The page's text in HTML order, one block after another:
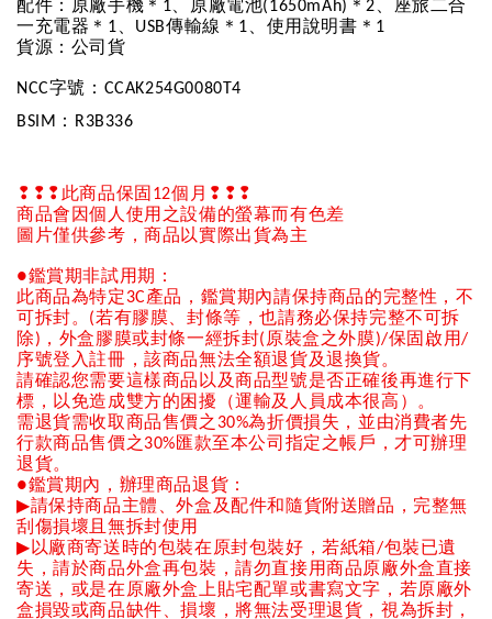
配件：原廠手機＊ 1 、原廠電池(1650mAh) ＊ 2 、座旅二合
一充電器＊ 1 USB傳輸線＊ 1 、使用說明書＊ 1
貨源：公司貨
NCC字號： CCAK254G0080T4
BSIM ： R3B336
❢❢❢ 此商品保固 12個月 ❢❢❢
商品會因個人使用之設備的螢幕而有色差
圖片僅供參考，商品以實際出貨為主
●鑑賞期非試用期：
此商品為特定3C產品，鑑賞期內請保持商品的完整性，不
可拆封。 (若有膠膜、封條等，也請務必保持完整不可拆
除) ，外盒膠膜或封條一經拆封( 原裝盒之外膜)/保固啟用 /
序號登入註冊，該商品無法全額退貨及退換貨。
請確認您需要這樣商品以及商品型號是否正確後再進行下
標，以免造成雙方的困擾（運輸及人員成本很高）。
需退貨需收取商品售價之 30%為折價損失，並由消費者先
行款商品售價之30%匯款至本公司指定之帳戶，才可辦理
退貨。
●鑑賞期內，辦理商品退貨：
▶請保持商品主體、外盒及配件和隨貨附送贈品，完整無
刮傷損壞且無拆封使用
▶ 以廠商寄送時的包裝在原封包裝好，若紙箱/包裝已遺
失，請於商品外盒再包裝，請勿直接用商品原廠外盒直接
寄送，或是在原廠外盒上貼宅配單或書寫文字，若原廠外
盒損毀或商品缺件、損壞，將無法受理退貨，視為拆封，